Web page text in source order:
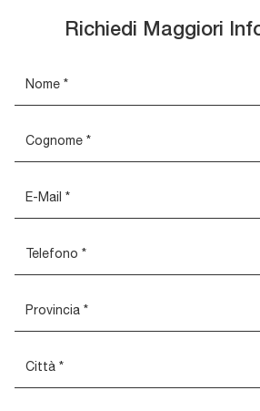
Richiedi Maggiori